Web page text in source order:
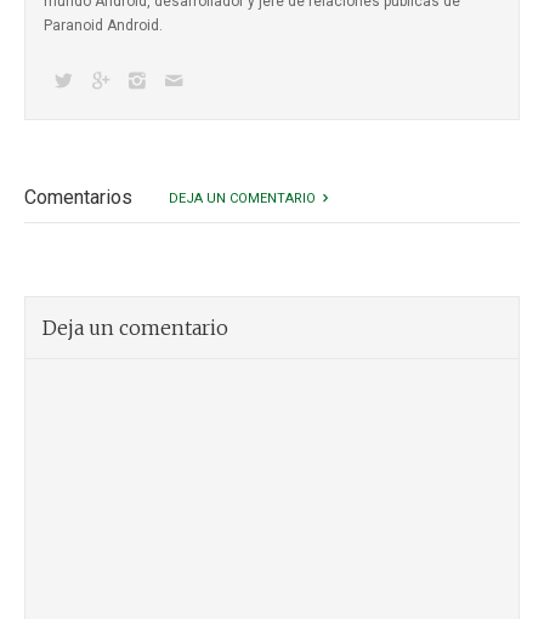
Paranoid Android.
Comentarios DEJA UN COMENTARIO
Deja un comentario